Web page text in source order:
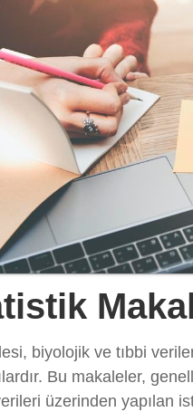
biyolojik ve tıbbi
Bu makaleler,
üzerinden yapılan